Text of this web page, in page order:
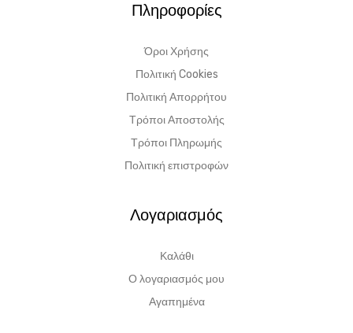
Πληροφορίες
Όροι Χρήσης
Πολιτική Cookies
Πολιτική Απορρήτου
Τρόποι Αποστολής
Τρόποι Πληρωμής
Πολιτική επιστροφών
Λογαριασμός
Καλάθι
Ο λογαριασμός μου
Αγαπημένα